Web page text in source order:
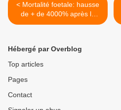
< Mortalité foetale: hausse
de + de 4000% après la
vaccination des femmes
Hébergé par Overblog
Top articles
Pages
Contact